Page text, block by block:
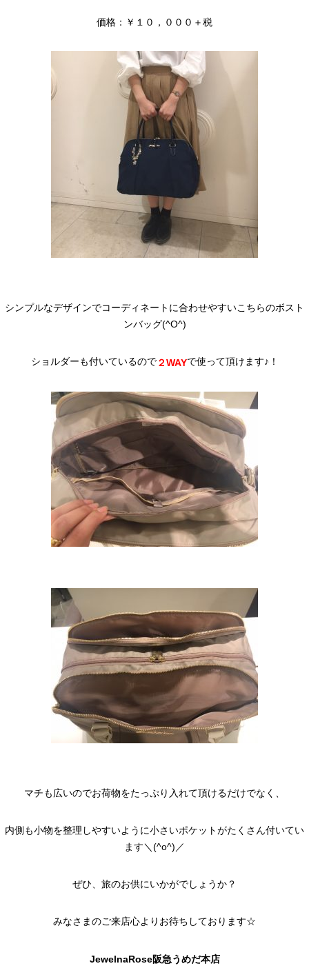
価格：￥１０，０００＋税
シンプルなデザインでコーディネートに合わせやすいこちらのボスト
ンバッグ(^O^)
ショルダーも付いているので２WAYで使って頂けます♪！
マチも広いのでお荷物をたっぷり入れて頂けるだけでなく、
内側も小物を整理しやすいように小さいポケットがたくさん付いてい
ます＼(^o^)／
ぜひ、旅のお供にいかがでしょうか？
みなさまのご来店心よりお待ちしております☆
JewelnaRose阪急うめだ本店